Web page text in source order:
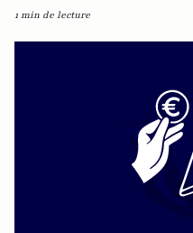
1 min de lecture